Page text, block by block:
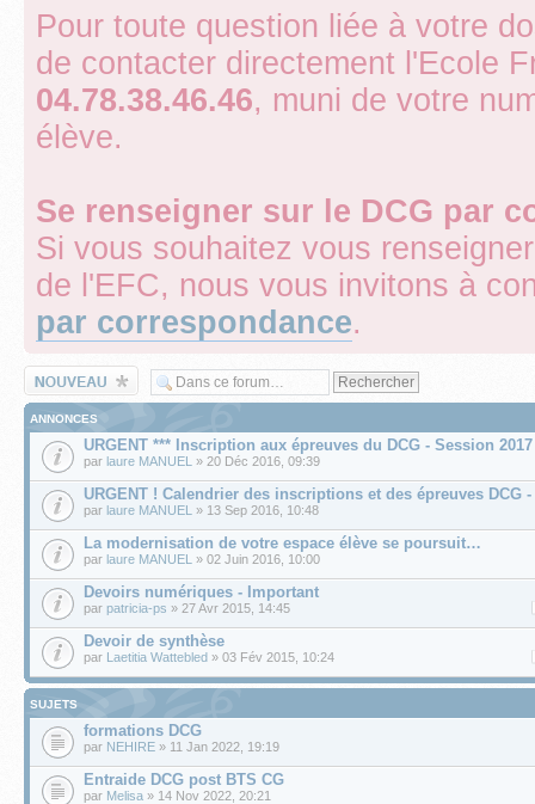
Pour toute question liée à votre
de contacter directement l'Ecole
04.78.38.46.46, muni de votre
élève.
Se renseigner sur le DCG par
Si vous souhaitez vous
de l'EFC, nous vous invitons à
par correspondance.
Écrire un nouveau
sujet
ANNONCES
URGENT *** Inscription aux épreuves du DCG - Session 2017
par laure MANUEL » 20 Déc 2016, 09:39
URGENT ! Calendrier des inscriptions et des épreuves DCG
par laure MANUEL » 13 Sep 2016, 10:48
La modernisation de votre espace élève se poursuit…
par laure MANUEL » 02 Juin 2016, 10:00
Devoirs numériques - Important
par patricia-ps » 27 Avr 2015, 14:45
Devoir de synthèse
par Laetitia Wattebled » 03 Fév 2015, 10:24
SUJETS
formations DCG
par NEHIRE » 11 Jan 2022, 19:19
Entraide DCG post BTS CG
par Melisa » 14 Nov 2022, 20:21